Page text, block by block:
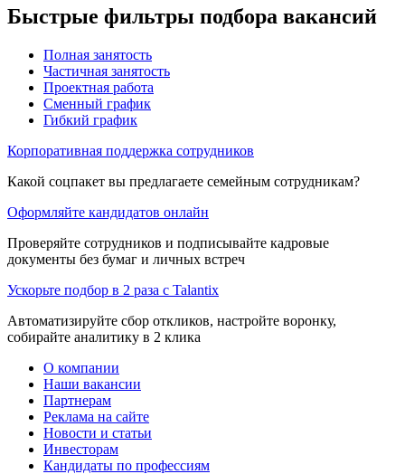
Быстрые фильтры подбора вакансий
Полная занятость
Частичная занятость
Проектная работа
Сменный график
Гибкий график
Корпоративная поддержка сотрудников
Какой соцпакет вы предлагаете семейным сотрудникам?
Оформляйте кандидатов онлайн
Проверяйте сотрудников и подписывайте кадровые
документы без бумаг и личных встреч
Ускорьте подбор в 2 раза с Talantix
Автоматизируйте сбор откликов, настройте воронку,
собирайте аналитику в 2 клика
О компании
Наши вакансии
Партнерам
Реклама на сайте
Новости и статьи
Инвесторам
Кандидаты по профессиям